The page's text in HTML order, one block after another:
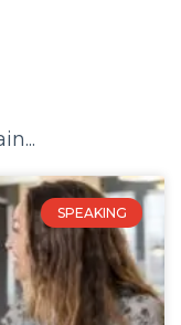
SPEAKING